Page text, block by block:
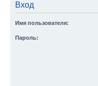
Вход
Имя пользователя:
Пароль: